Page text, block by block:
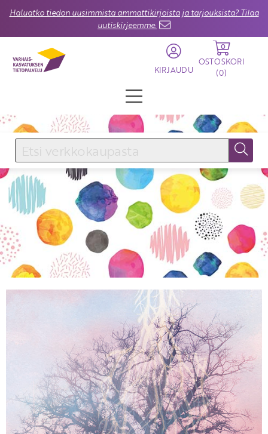
Haluatko tiedon uusimmista ammattikirjoista ja tarjouksista? Tilaa
uutiskirjeemme.
KIRJAUDU
0
OSTOSKORI
(0)
KIRJAUDU SISÄÄN
Käyttäjätunnus
Salasana
Unohtuiko salasana?
KIRJAUDU SISÄÄN
Etkö ole vielä Varhaiskasvatuksen Tietopalvelun
Liity tästä!